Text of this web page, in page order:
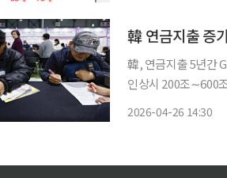
韓 연금지출 증
韓, 연금지출 5년간
인상시 200조∼600조 줄어" 한국의 연금 지출 규모가 2030년까
2026-04-26 14:30